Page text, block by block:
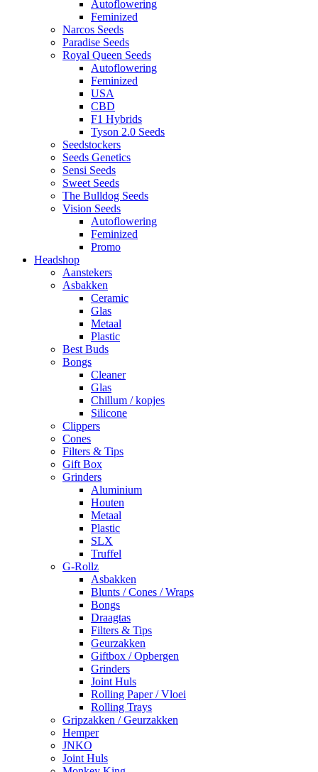
Autoflowering
Feminized
Narcos Seeds
Paradise Seeds
Royal Queen Seeds
Autoflowering
Feminized
USA
CBD
F1 Hybrids
Tyson 2.0 Seeds
Seedstockers
Seeds Genetics
Sensi Seeds
Sweet Seeds
The Bulldog Seeds
Vision Seeds
Autoflowering
Feminized
Promo
Headshop
Aanstekers
Asbakken
Ceramic
Glas
Metaal
Plastic
Best Buds
Bongs
Cleaner
Glas
Chillum / kopjes
Silicone
Clippers
Cones
Filters & Tips
Gift Box
Grinders
Aluminium
Houten
Metaal
Plastic
SLX
Truffel
G-Rollz
Asbakken
Blunts / Cones / Wraps
Bongs
Draagtas
Filters & Tips
Geurzakken
Giftbox / Opbergen
Grinders
Joint Huls
Rolling Paper / Vloei
Rolling Trays
Gripzakken / Geurzakken
Hemper
JNKO
Joint Huls